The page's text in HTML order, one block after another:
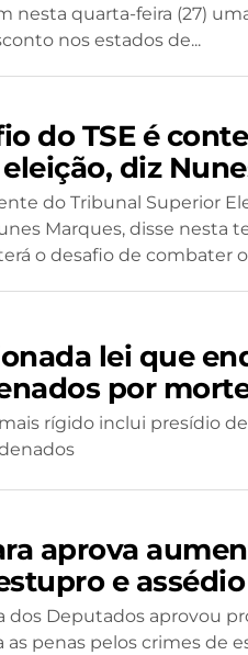
nesta quarta-feira (27)
nos estados de...
do TSE é
diz
do Tribunal Superior
Marques, disse nesta
o desafio de combater
lei que
por
rígido inclui presídio
aprova
e
dos Deputados aprovou
penas pelos crimes de